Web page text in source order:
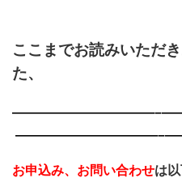
ここまでお読みいただ
た、
———————————–
———————————–
お申込み、お問い合わせは